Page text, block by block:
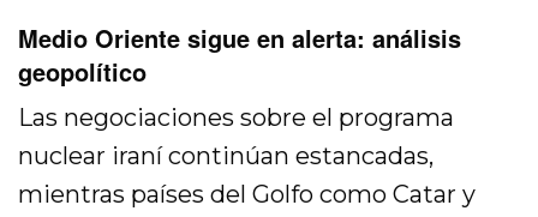
Medio Oriente sigue en alerta: análisis
geopolítico
Las negociaciones sobre el programa
nuclear iraní continúan estancadas,
mientras países del Golfo como Catar y